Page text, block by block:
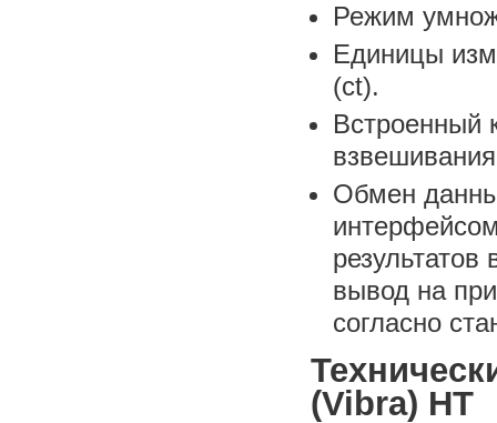
Режим
Единицы
(ct).
Встроенный
Обмен
вывод на
согласно
(Vibra) HT